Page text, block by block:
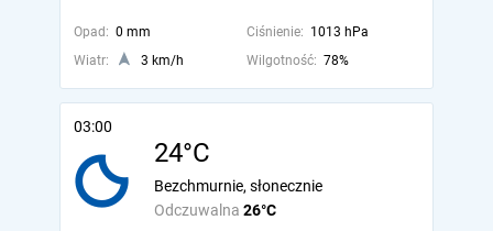
Opad: 0 mm Ciśnienie: 1013 hPa
Wiatr:
3 km/h Wilgotność: 78%
03:00
24°C
Odczuwalna 26°C
Bezchmurnie, słonecznie